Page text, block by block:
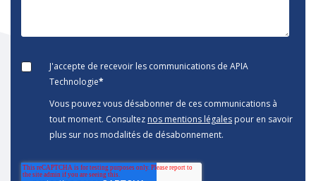
J'accepte de recevoir les communications de APIA
Technologie*
Vous pouvez vous désabonner de ces communications à
tout moment. Consultez nos mentions légales pour en savoir
plus sur nos modalités de désabonnement.